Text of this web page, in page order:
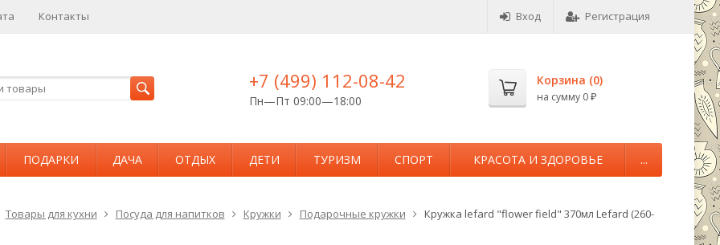
Контакты Вход Регистрация
+7 (499) 112-08-42
Пн—Пт 09:00—18:00
Корзина (0)
на сумму 0 ₽
ПОДАРКИ ДАЧА ОТДЫХ ДЕТИ ТУРИЗМ СПОРТ КРАСОТА И ЗДОРОВЬЕ ...
Товары для кухни Посуда для напитков Кружки Подарочные кружки
Кружка lefard "flower field" 370мл Lefard (260-